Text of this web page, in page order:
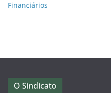
Financiários
O Sindicato